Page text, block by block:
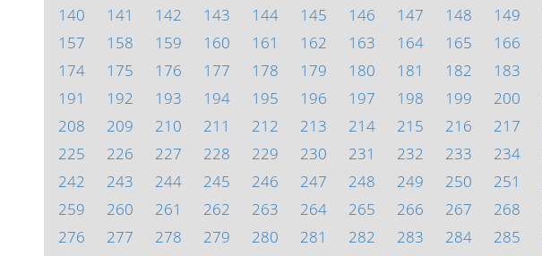
140
141 142 143 144 145 146 147 148 149
157
158 159 160 161 162 163 164 165 166
174
175 176 177 178 179 180 181 182 183
191
192 193 194 195 196 197 198 199 200
208
209 210 211 212 213 214 215 216 217
225
226 227 228 229 230 231 232 233 234
242
243 244 245 246 247 248 249 250 251
259
260 261 262 263 264 265 266 267 268
276
277 278 279 280 281 282 283 284 285